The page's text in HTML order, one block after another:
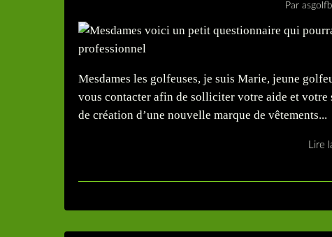
Par
Mesdames les golfeuses, je suis Marie, jeune
vous contacter afin de solliciter votre aide et votre
de création d’une nouvelle marque de vêtements...
Lire